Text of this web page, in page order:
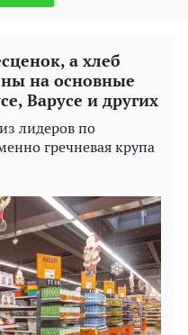
а хлеб
на основные
Варусе и других
лидеров по
гречневая крупа